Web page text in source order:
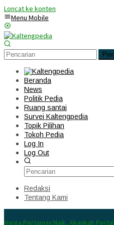
Loncat ke konten
Menu Mobile
Beranda
News
Politik Pedia
Ruang santai
Survei Kaltengpedia
Topik Pilihan
Tokoh Pedia
Log In
Log Out
Redaksi
Tentang Kami
Harga Pertamax Naik, Akankah